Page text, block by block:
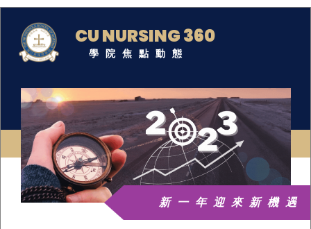
CU NURSING 360
學院焦點動態
新一年迎來新機遇